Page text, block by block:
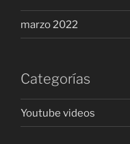
marzo 2022
Categorías
Youtube videos